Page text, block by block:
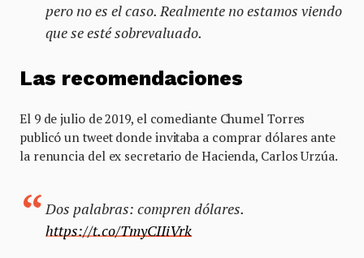
pero no es el caso. Realmente no estamos viendo
que se esté sobrevaluado.
Las recomendaciones
El 9 de julio de 2019, el comediante Chumel Torres
publicó un tweet donde invitaba a comprar dólares ante
la renuncia del ex secretario de Hacienda, Carlos Urzúa.
Dos palabras: compren dólares.
https://t.co/TmyCIIiVrk